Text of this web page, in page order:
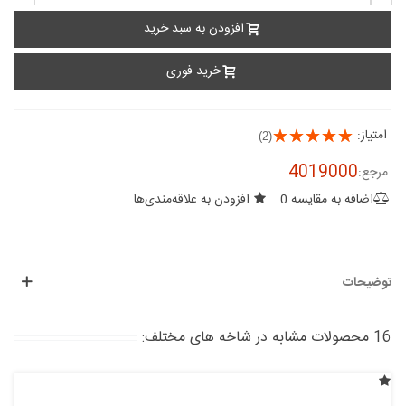
افزودن به سبد خرید
خرید فوری
امتیاز: (2)
مرجع:4019000
اضافه به مقایسه 0 افزودن به علاقه‌مندی‌ها
توضیحات
16 محصولات مشابه در شاخه های مختلف: